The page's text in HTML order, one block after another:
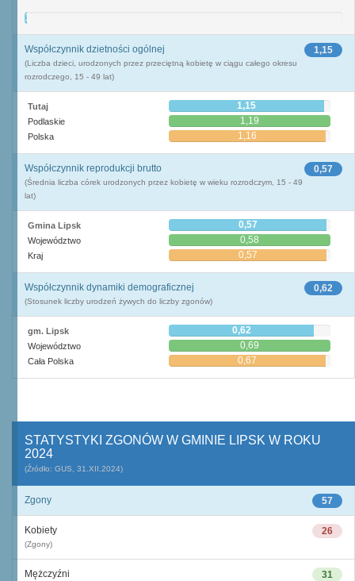
1
1,15
Współczynnik dzietności ogólnej
(Liczba dzieci, urodzonych przez przeciętną kobietę w ciągu całego okresu
rozrodczego, 15 - 49 lat)
Tutaj 1,15
Podlaskie 1,19
Polska 1,16
0,57
Współczynnik reprodukcji brutto
(Średnia liczba córek urodzonych przez kobietę w wieku rozrodczym, 15 - 49
lat)
Gmina Lipsk 0,57
Województwo 0,58
Kraj 0,57
0,62
Współczynnik dynamiki demograficznej
(Stosunek liczby urodzeń żywych do liczby zgonów)
gm. Lipsk 0,62
Województwo 0,69
Cała Polska 0,67
STATYSTYKI ZGONÓW W GMINIE LIPSK W ROKU
2024
(Źródło: GUS, 31.XII.2024)
57
Zgony
26
Kobiety
(Zgony)
31
Mężczyźni